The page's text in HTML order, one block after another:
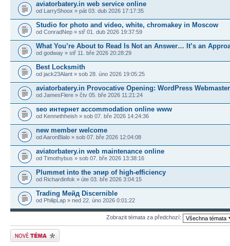
aviatorbatery.in web service online
od LarryShoox » pát 03. dub 2026 17:17:35
Studio for photo and video, white, chromakey in Moscow
od ConradNep » stř 01. dub 2026 19:37:59
What You’re About to Read Is Not an Answer… It’s an
od godway » stř 11. bře 2026 20:28:29
Best Locksmith
od jack23Alant » sob 28. úno 2026 19:05:25
aviatorbatery.in Provocative Opening: WordPress
od JamesFlere » čtv 05. bře 2026 11:21:24
seo интернет accommodation online www
od Kennethheish » sob 07. bře 2026 14:24:36
new member welcome
od AaronBlalo » sob 07. bře 2026 12:04:08
aviatorbatery.in web maintenance online
od Timothybus » sob 07. bře 2026 13:38:16
Plummet into the эпир of high-efficiency
od Richardinfok » úte 03. bře 2026 3:04:15
Trading Мейд Discernible
od PhilipLap » ned 22. úno 2026 0:01:22
Zobrazit témata za předchozí:
Odeslat nové téma